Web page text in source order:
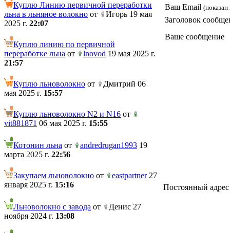
Куплю Линию первичной переработки
льна в льняное волокно от
Игорь 19 мая
2025 г. 22:07
Куплю линию по первичной
переработке льна от lnovod 19 мая 2025 г.
21:57
Куплю льноволокно от
Дмитрий 06
мая 2025 г. 15:57
Куплю льноволокно N2 и N16 от
vit881871 06 мая 2025 г. 15:55
Котонин льна от andredrugan1993 19
марта 2025 г. 22:56
Закупаем льноволокно от eastpartner27
января 2025 г. 15:16
Льноволокно с завода от
Денис 27
ноября 2024 г. 13:08
Ваш Email (показан
Заголовок
Ваше сообщение
Постоянный